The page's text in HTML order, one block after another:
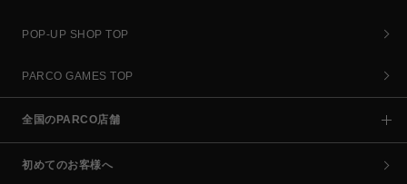
POP-UP SHOP TOP
PARCO GAMES TOP
全国のPARCO店舗
初めてのお客様へ